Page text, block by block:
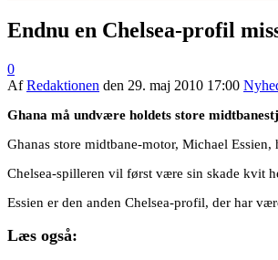
Endnu en Chelsea-profil
0
AfRedaktionen den 29. maj 2010 17:00
Ghana må undvære holdets store
Ghanas store midtbane-motor, Michael
Chelsea-spilleren vil først være sin skade kvit
Essien er den anden Chelsea-profil, der har
Læs også: